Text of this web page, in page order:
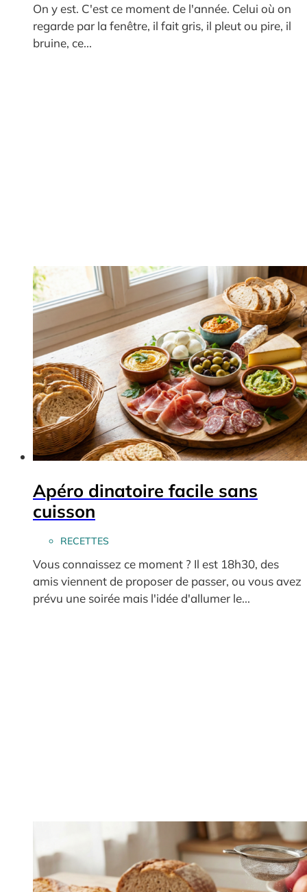
On y est. C'est ce moment de l'année. Celui où on
regarde par la fenêtre, il fait gris, il pleut ou pire, il
bruine, ce...
Apéro dinatoire facile sans
cuisson
RECETTES
Vous connaissez ce moment ? Il est 18h30, des
amis viennent de proposer de passer, ou vous avez
prévu une soirée mais l'idée d'allumer le...